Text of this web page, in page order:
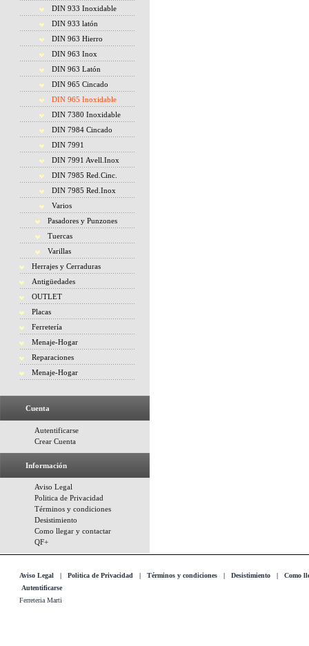
DIN 933 Inoxidable
DIN 933 latón
DIN 963 Hierro
DIN 963 Inox
DIN 963 Latón
DIN 965 Cincado
DIN 965 Inoxidable
DIN 7380 Inoxidable
DIN 7984 Cincado
DIN 7991
DIN 7991 Avell.Inox
DIN 7985 Red.Cinc.
DIN 7985 Red.Inox
Varios
Pasadores y Punzones
Tuercas
Varillas
Herrajes y Cerraduras
Antigüedades
OUTLET
Placas
Ferretería
Menaje-Hogar
Reparaciones
Menaje-Hogar
Cuenta
Autentificarse
Crear Cuenta
Información
Aviso Legal
Politica de Privacidad
Términos y condiciones
Desistimiento
Como llegar y contactar
QF+
Aviso Legal | Politica de Privacidad | Términos y condiciones | Desistimiento | Como
Autentificarse
Ferreteria Marti